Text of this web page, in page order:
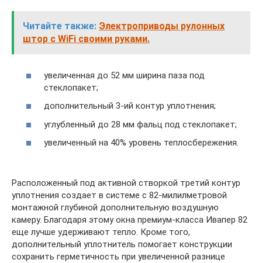
Читайте также: Электроприводы рулонных
штор с WiFi своими руками.
увеличенная до 52 мм ширина паза под
стеклопакет;
дополнительный 3-ий контур уплотнения;
углубленный до 28 мм фальц под стеклопакет;
увеличенный на 40% уровень теплосбережения.
Расположенный под активной створкой третий контур
уплотнения создает в системе с 82-милилметровой
монтажной глубиной дополнительную воздушную
камеру. Благодаря этому окна премиум-класса Ивапер 82
еще лучше удерживают тепло. Кроме того,
дополнительный уплотнитель помогает конструкции
сохранить герметичность при увеличенной разнице